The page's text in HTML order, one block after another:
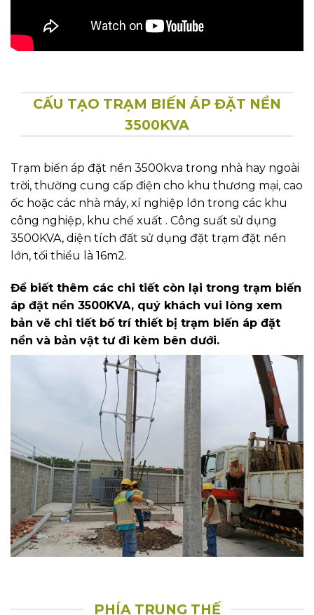
CẤU TẠO TRẠM BIẾN ÁP ĐẶT NỀN
3500KVA
Trạm biến áp đặt nền 3500kva trong nhà hay ngoài
trời, thường cung cấp điện cho khu thương mại, cao
ốc hoặc các nhà máy, xí nghiệp lớn trong các khu
công nghiệp, khu chế xuất . Công suất sử dụng
3500KVA, diện tích đất sử dụng đặt trạm đặt nền
lớn, tối thiểu là 16m2.
Để biết thêm các chi tiết còn lại trong trạm biến
áp đặt nền 3500KVA, quý khách vui lòng xem
bản vẽ chi tiết bố trí thiết bị trạm biến áp đặt
nền và bản vật tư đi kèm bên dưới.
PHÍA TRUNG THẾ